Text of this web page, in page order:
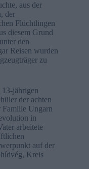
aus der
der
Flüchtlingen
diesem Grund
den
Reisen wurden
zu
jährigen
der achten
Familie Ungarn
in
arbeitete
auf der
Kreis